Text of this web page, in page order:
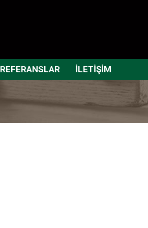
REFERANSLAR İLETİŞİM